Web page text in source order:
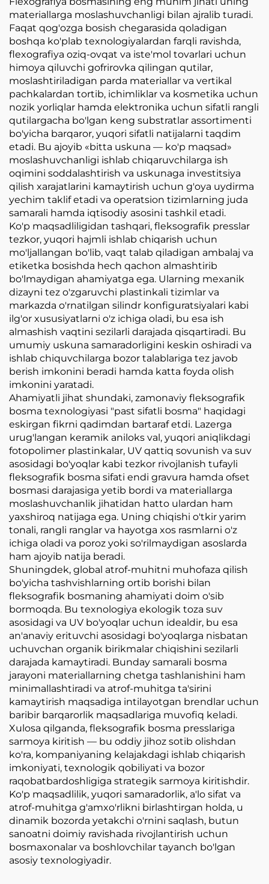
materiallarga moslashuvchanligi bilan ajralib turadi.
Faqat qog'ozga bosish chegarasida qoladigan
boshqa ko'plab texnologiyalardan farqli ravishda,
flexografiya oziq-ovqat va iste'mol tovarlari uchun
himoya qiluvchi gofrirovka qilingan qutilar,
moslashtiriladigan parda materiallar va vertikal
pachkalardan tortib, ichimliklar va kosmetika uchun
nozik yorliqlar hamda elektronika uchun sifatli rangli
qutilargacha bo'lgan keng substratlar assortimenti
bo'yicha barqaror, yuqori sifatli natijalarni taqdim
etadi. Bu ajoyib «bitta uskuna — ko'p maqsad»
moslashuvchanligi ishlab chiqaruvchilarga ish
oqimini soddalashtirish va uskunaga investitsiya
qilish xarajatlarini kamaytirish uchun g'oya uydirma
yechim taklif etadi va operatsion tizimlarning juda
samarali hamda iqtisodiy asosini tashkil etadi.
Ko'p maqsadliligidan tashqari, fleksografik presslar
tezkor, yuqori hajmli ishlab chiqarish uchun
mo'ljallangan bo'lib, vaqt talab qiladigan ambalaj va
etiketka bosishda hech qachon almashtirib
bo'lmaydigan ahamiyatga ega. Ularning mexanik
dizayni tez o'zgaruvchi plastinkali tizimlar va
markazda o'rnatilgan silindr konfiguratsiyalari kabi
ilg'or xususiyatlarni o'z ichiga oladi, bu esa ish
almashish vaqtini sezilarli darajada qisqartiradi. Bu
umumiy uskuna samaradorligini keskin oshiradi va
ishlab chiquvchilarga bozor talablariga tez javob
berish imkonini beradi hamda katta foyda olish
imkonini yaratadi.
Ahamiyatli jihat shundaki, zamonaviy fleksografik
bosma texnologiyasi "past sifatli bosma" haqidagi
eskirgan fikrni qadimdan bartaraf etdi. Lazerga
urug'langan keramik aniloks val, yuqori aniqlikdagi
fotopolimer plastinkalar, UV qattiq sovunish va suv
asosidagi bo'yoqlar kabi tezkor rivojlanish tufayli
fleksografik bosma sifati endi gravura hamda ofset
bosmasi darajasiga yetib bordi va materiallarga
moslashuvchanlik jihatidan hatto ulardan ham
yaxshiroq natijaga ega. Uning chiqishi o'tkir yarim
tonali, rangli ranglar va hayotga xos rasmlarni o'z
ichiga oladi va poroz yoki so'rilmaydigan asoslarda
ham ajoyib natija beradi.
Shuningdek, global atrof-muhitni muhofaza qilish
bo'yicha tashvishlarning ortib borishi bilan
fleksografik bosmaning ahamiyati doim o'sib
bormoqda. Bu texnologiya ekologik toza suv
asosidagi va UV bo'yoqlar uchun idealdir, bu esa
an'anaviy erituvchi asosidagi bo'yoqlarga nisbatan
uchuvchan organik birikmalar chiqishini sezilarli
darajada kamaytiradi. Bunday samarali bosma
jarayoni materiallarning chetga tashlanishini ham
minimallashtiradi va atrof-muhitga ta'sirini
kamaytirish maqsadiga intilayotgan brendlar uchun
baribir barqarorlik maqsadlariga muvofiq keladi.
Xulosa qilganda, fleksografik bosma presslariga
sarmoya kiritish — bu oddiy jihoz sotib olishdan
ko'ra, kompaniyaning kelajakdagi ishlab chiqarish
imkoniyati, texnologik qobiliyati va bozor
raqobatbardoshligiga strategik sarmoya kiritishdir.
Ko'p maqsadlilik, yuqori samaradorlik, a'lo sifat va
atrof-muhitga g'amxo'rlikni birlashtirgan holda, u
dinamik bozorda yetakchi o'rnini saqlash, butun
sanoatni doimiy ravishada rivojlantirish uchun
bosmaxonalar va boshlovchilar tayanch bo'lgan
asosiy texnologiyadir.